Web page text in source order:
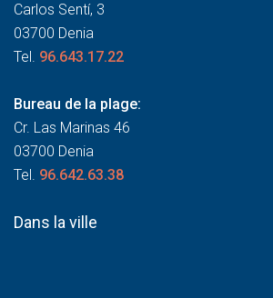
Carlos Sentí, 3
03700 Denia
Tel. 96.643.17.22
Bureau de la plage:
Cr. Las Marinas 46
03700 Denia
Tel. 96.642.63.38
Dans la ville